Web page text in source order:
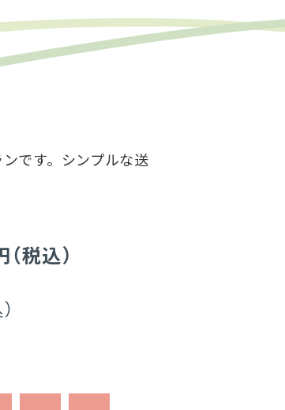
です。シンプルな送
（税込）